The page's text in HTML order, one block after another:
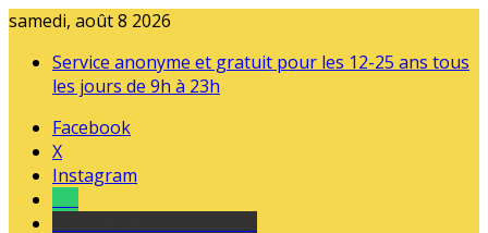
samedi, août 8 2026
Service anonyme et gratuit pour les 12-25 ans tous
les jours de 9h à 23h
Facebook
X
Instagram